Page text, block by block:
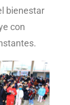
bienestar
con